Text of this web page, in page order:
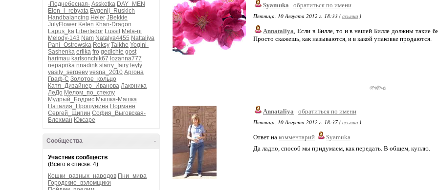
-Поднебесная- Assketka DAY_MEN
Elen_i_rebyata Evgenij_Ruskich
Handbalancing Heler JBekkie
JulyFlower Kelen Khan-Dragon
Lapus_ka Libertador Lussit Mela-ni
Melody-143 Nam Natalya4455 Nattaliya
Pani_Ostrowska Roksy Taikhe Yogini-
Sashenka erlika fro gedichte gost
harimau karlsonchik67 lozanna777
nepaprika nnadink starry_fairy teyty
vasily_sergeev vesna_2010 Аргона
Граф-С Золотое_кольцо
Катя_Дизайнер_Иванова Лаконика
ЛеДо Мелом_по_стеклу
Мудрый_Бодрис Мышка-Машка
Наталия_Прошунина Норманн
Сергей_Щипин София_Выговская-
Блехман Юксаре
-
Сообщества
Участник сообществ
(Всего в списке: 4)
Кошки_разных_народов Пни_мира
Городские_взломщики
Syamuka
обратиться по имени
Пятница, 10 Августа 2012 г. 18:33 (ссылка )
Annataliya, Если в Билле, то и в нашей Билле должны такие
Просто скажешь, как называются, и в какой упаковке продаются.
Annataliya
обратиться по имени
Пятница, 10 Августа 2012 г. 18:37 (ссылка )
Ответ на комментарий
Syamuka
Да ладно, способ мы придумаем, как передать. В общем, куплю.